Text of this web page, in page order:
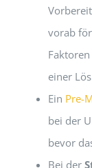
vorab
einer
Ein Pre-
bei der
bevor
Bei der